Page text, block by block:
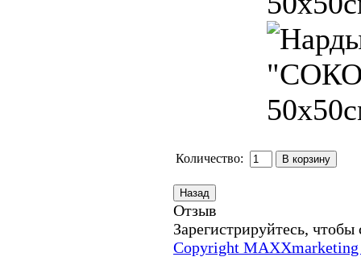
Количество:
Отзыв
Зарегистрируйтесь, чтобы
Copyright MAXXmarketing